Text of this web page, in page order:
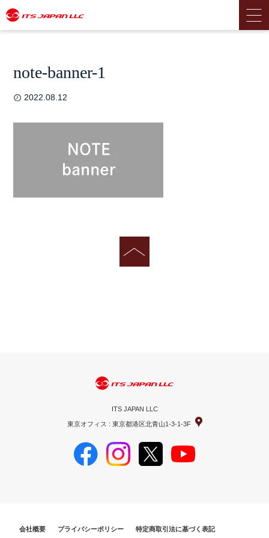
note-banner-1
2022.08.12
ITS JAPAN LLC
東京オフィス : 東京都港区北青山1-3-1-3F
会社概要 プライバシーポリシー 特定商取引法に基づく表記